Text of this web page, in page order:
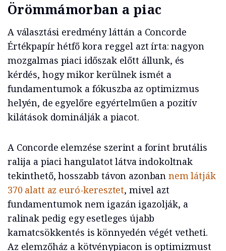
Örömmámorban a piac
A választási eredmény láttán a Concorde
Értékpapír hétfő kora reggel azt írta: nagyon
mozgalmas piaci időszak előtt állunk, és
kérdés, hogy mikor kerülnek ismét a
fundamentumok a fókuszba az optimizmus
helyén, de egyelőre egyértelműen a pozitív
kilátások dominálják a piacot.
A Concorde elemzése szerint a forint brutális
ralija a piaci hangulatot látva indokoltnak
tekinthető, hosszabb távon azonban nem látják
370 alatt az euró-keresztet, mivel azt
fundamentumok nem igazán igazolják, a
ralinak pedig egy esetleges újabb
kamatcsökkentés is könnyedén végét vetheti.
Az elemzőház a kötvénypiacon is optimizmust